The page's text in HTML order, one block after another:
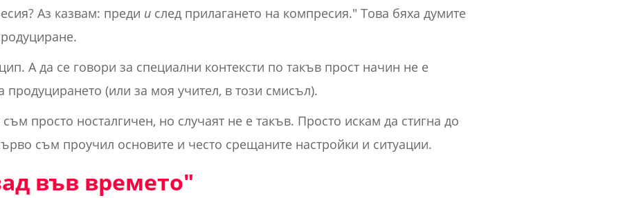
Аз казвам: преди и след прилагането на компресия." Това бяха думите
А да се говори за специални контексти по такъв прост начин не е
продуцирането (или за моя учител, в този смисъл).
просто носталгичен, но случаят не е такъв. Просто искам да стигна до
съм проучил основите и често срещаните настройки и ситуации.
във времето"